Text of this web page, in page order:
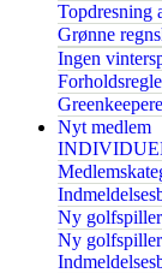
Topdresning
Grønne
Ingen
Greenkeepere
Nyt medlem
Ny
Ny